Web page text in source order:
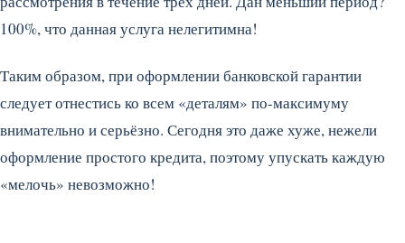
100%, что данная услуга нелегитимна!
Таким образом, при оформлении банковской гарантии
следует отнестись ко всем «деталям» по-максимуму
внимательно и серьёзно. Сегодня это даже хуже, нежели
оформление простого кредита, поэтому упускать каждую
«мелочь» невозможно!